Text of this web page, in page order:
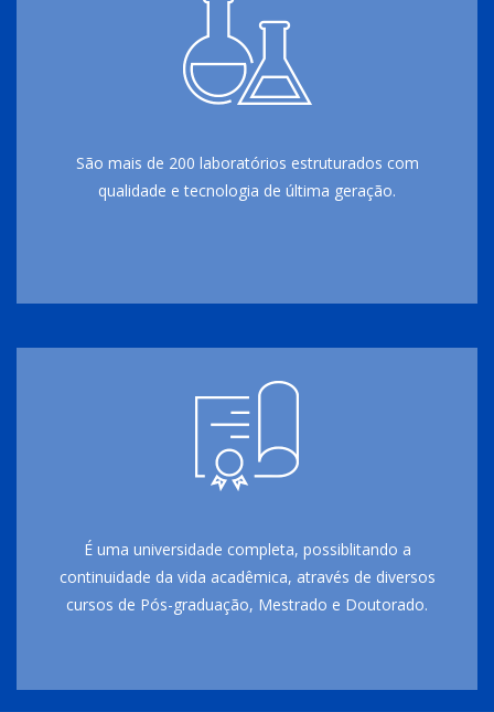
São mais de 200 laboratórios estruturados com
qualidade e tecnologia de última geração.
É uma universidade completa, possiblitando a
continuidade da vida acadêmica, através de diversos
cursos de Pós-graduação, Mestrado e Doutorado.